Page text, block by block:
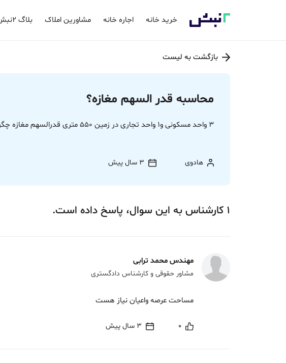
خرید خانه اجاره خانه مشاورین املاک بلاگ ۲نبش
بازگشت به لیست
محاسبه قدر السهم مغازه؟
3 واحد مسکونی و1 واحد تجاری در زمین 550 متری قدرالسهم مغازه چگونه محاسبه می شود
هادوی 3 سال پیش
1 کارشناس به این سوال، پاسخ داده‌ است.
مهندس محمد ترابی
مشاور حقوقی و کارشناس دادگستری
مساحت عرصه واعیان نیاز هست
0 3 سال پیش